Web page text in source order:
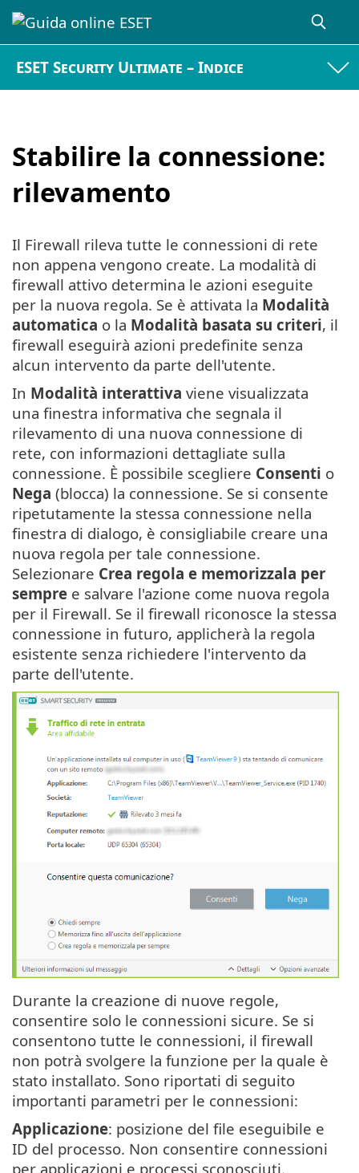
ESET Security Ultimate – Indice
Stabilire la connessione:
rilevamento
Il Firewall rileva tutte le connessioni di rete
non appena vengono create. La modalità di
firewall attivo determina le azioni eseguite
per la nuova regola. Se è attivata la Modalità
automatica o la Modalità basata su criteri, il
firewall eseguirà azioni predefinite senza
alcun intervento da parte dell'utente.
In Modalità interattiva viene visualizzata
una finestra informativa che segnala il
rilevamento di una nuova connessione di
rete, con informazioni dettagliate sulla
connessione. È possibile scegliere Consenti o
Nega (blocca) la connessione. Se si consente
ripetutamente la stessa connessione nella
finestra di dialogo, è consigliabile creare una
nuova regola per tale connessione.
Selezionare Crea regola e memorizzala per
sempre e salvare l'azione come nuova regola
per il Firewall. Se il firewall riconosce la stessa
connessione in futuro, applicherà la regola
esistente senza richiedere l'intervento da
parte dell'utente.
Durante la creazione di nuove regole,
consentire solo le connessioni sicure. Se si
consentono tutte le connessioni, il firewall
non potrà svolgere la funzione per la quale è
stato installato. Sono riportati di seguito
importanti parametri per le connessioni:
Applicazione: posizione del file eseguibile e
ID del processo. Non consentire connessioni
per applicazioni e processi sconosciuti.